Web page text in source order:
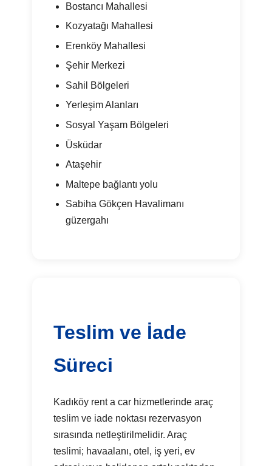
Bostancı Mahallesi
Kozyatağı Mahallesi
Erenköy Mahallesi
Şehir Merkezi
Sahil Bölgeleri
Yerleşim Alanları
Sosyal Yaşam Bölgeleri
Üsküdar
Ataşehir
Maltepe bağlantı yolu
Sabiha Gökçen Havalimanı
güzergahı
Teslim ve İade
Süreci
Kadıköy rent a car hizmetlerinde araç
teslim ve iade noktası rezervasyon
sırasında netleştirilmelidir. Araç
teslimi; havaalanı, otel, iş yeri, ev